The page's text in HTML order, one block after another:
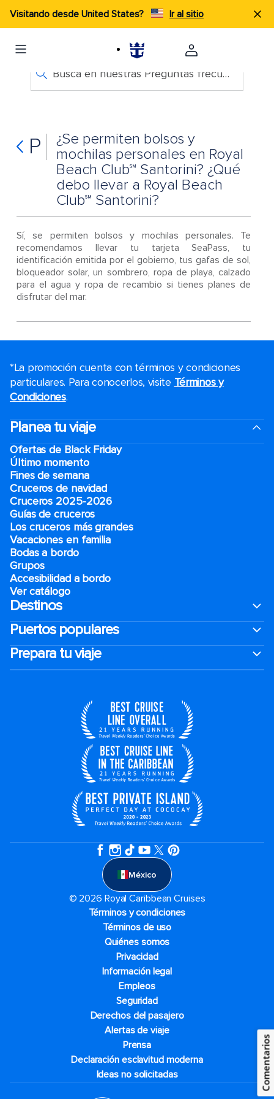
Visitando desde United States? Ir al sitio
Busca en nuestras Preguntas frecuentes
P
¿Se permiten bolsos y
mochilas personales en Royal
Beach Club℠ Santorini? ¿Qué
debo llevar a Royal Beach
Club℠ Santorini?
Sí, se permiten bolsos y mochilas personales. Te
recomendamos llevar tu tarjeta SeaPass, tu
identificación emitida por el gobierno, tus gafas de sol,
bloqueador solar, un sombrero, ropa de playa, calzado
para el agua y ropa de recambio si tienes planes de
disfrutar del mar.
*La promoción cuenta con términos y condiciones
particulares. Para conocerlos, visite Términos y
Condiciones.
Planea tu viaje
Ofertas de Black Friday
Último momento
Fines de semana
Cruceros de navidad
Cruceros 2025-2026
Guías de cruceros
Los cruceros más grandes
Vacaciones en familia
Bodas a bordo
Grupos
Accesibilidad a bordo
Ver catálogo
Destinos
Puertos populares
Prepara tu viaje
México
© 2026 Royal Caribbean Cruises
Términos y condiciones
Términos de uso
Quiénes somos
Privacidad
Información legal
Empleos
Seguridad
Derechos del pasajero
Alertas de viaje
Prensa
Declaración esclavitud moderna
Ideas no solicitadas
Comentarios